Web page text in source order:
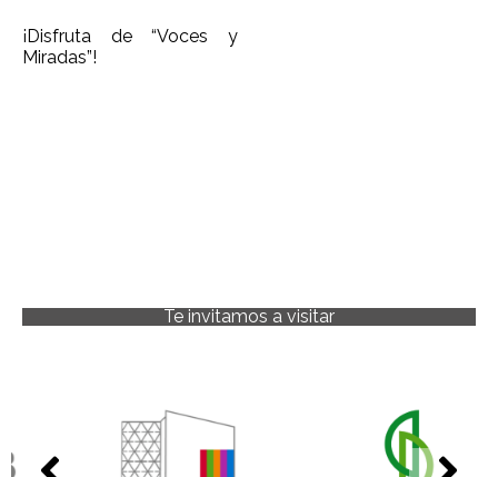
¡Disfruta de “Voces y
Miradas”!
Te invitamos a visitar